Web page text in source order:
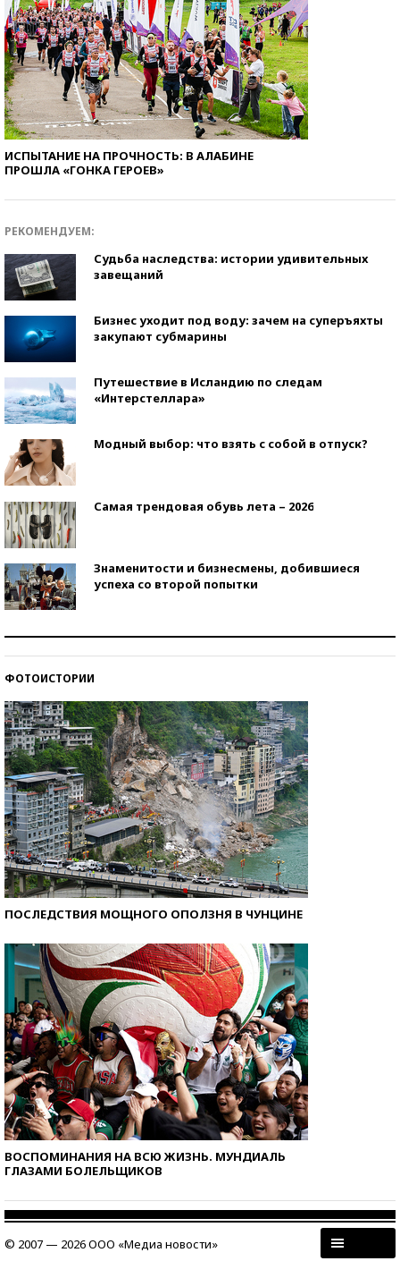
ИСПЫТАНИЕ НА ПРОЧНОСТЬ: В АЛАБИНЕ
ПРОШЛА «ГОНКА ГЕРОЕВ»
РЕКОМЕНДУЕМ:
Судьба наследства: истории удивительных
завещаний
Бизнес уходит под воду: зачем на суперъяхты
закупают субмарины
Путешествие в Исландию по следам
«Интерстеллара»
Модный выбор: что взять с собой в отпуск?
Самая трендовая обувь лета – 2026
Знаменитости и бизнесмены, добившиеся
успеха со второй попытки
ФОТОИСТОРИИ
ПОСЛЕДСТВИЯ МОЩНОГО ОПОЛЗНЯ В ЧУНЦИНЕ
ВОСПОМИНАНИЯ НА ВСЮ ЖИЗНЬ. МУНДИАЛЬ
ГЛАЗАМИ БОЛЕЛЬЩИКОВ
© 2007 — 2026 ООО «Медиа новости»